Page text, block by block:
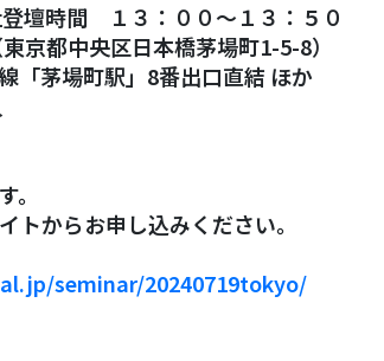
時間 １３：００～１３：５０
都中央区日本橋茅場町1-5-8）
「茅場町駅」8番出口直結 ほか
。
からお申し込みください。
seminar/20240719tokyo/